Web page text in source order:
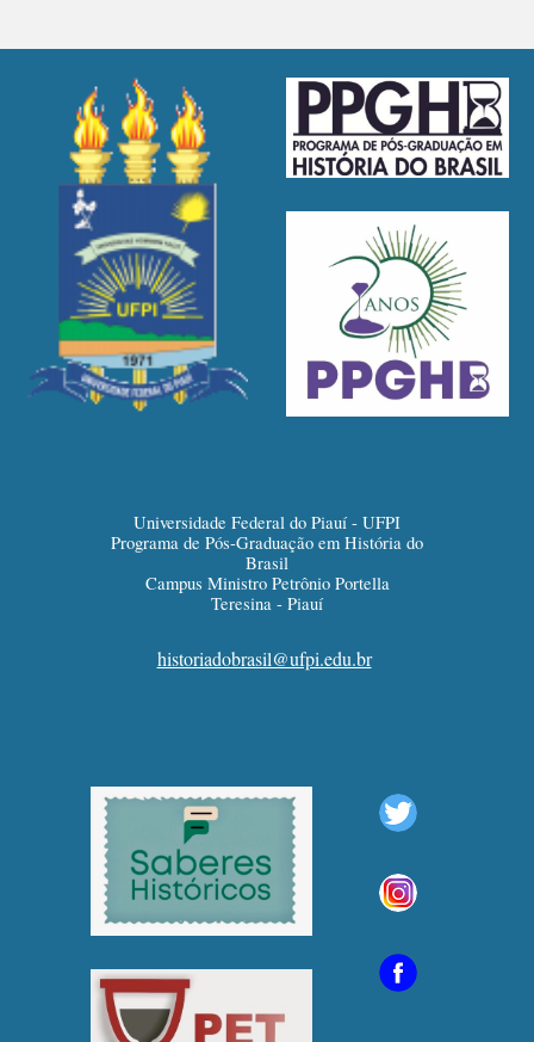
Universidade Federal do Piauí - UFPI
Programa de Pós-Graduação em História do
Brasil
Campus Ministro Petrônio Portella
Teresina - Piauí
historiadobrasil@ufpi.edu.br